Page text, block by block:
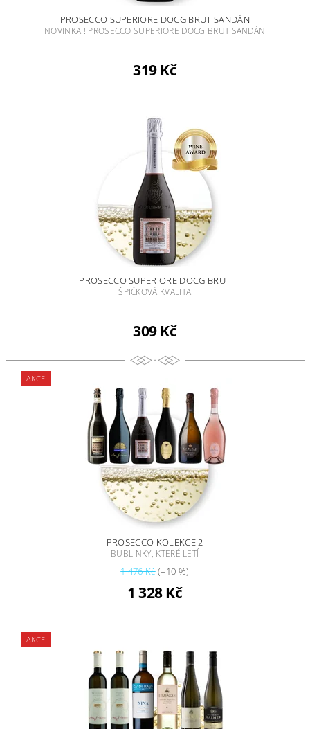
PROSECCO SUPERIORE DOCG BRUT SANDÀN
NOVINKA!! PROSECCO SUPERIORE DOCG BRUT SANDÀN
319 Kč
PROSECCO SUPERIORE DOCG BRUT
ŠPIČKOVÁ KVALITA
309 Kč
AKCE
PROSECCO KOLEKCE 2
BUBLINKY, KTERÉ LETÍ
1 476 Kč(–10 %)
1 328 Kč
AKCE